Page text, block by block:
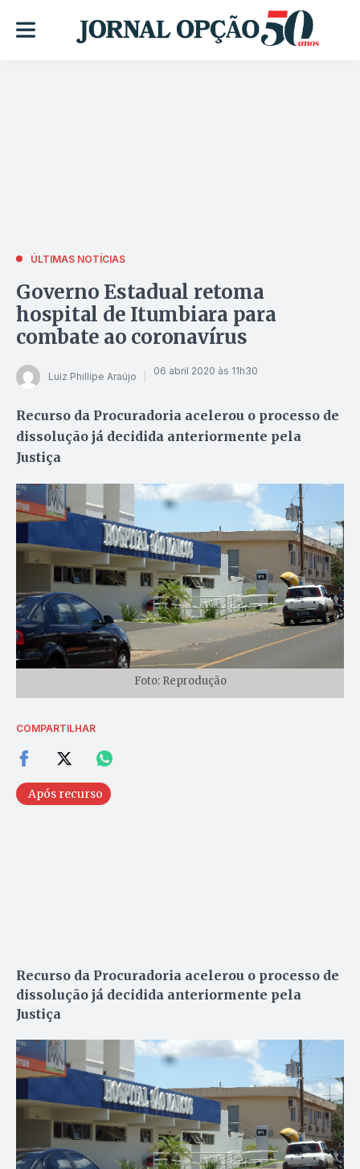
ÚLTIMAS NOTÍCIAS
Governo Estadual retoma
hospital de Itumbiara para
combate ao coronavírus
Luiz Phillipe Araújo 06 abril 2020 às 11h30
Recurso da Procuradoria acelerou o processo de
dissolução já decidida anteriormente pela
Justiça
Foto: Reprodução
COMPARTILHAR
Após recurso
Recurso da Procuradoria acelerou o processo de
dissolução já decidida anteriormente pela
Justiça